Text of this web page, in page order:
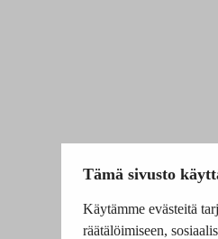
Tämä sivusto
Käytämme evästeitä
räätälöimiseen,